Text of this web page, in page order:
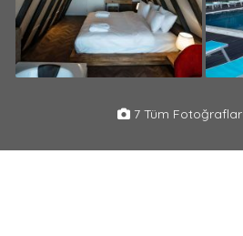
7 Tüm